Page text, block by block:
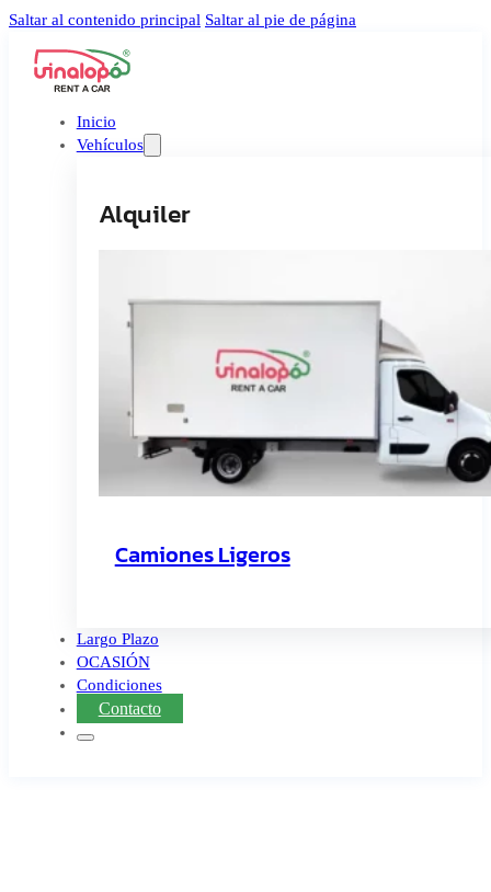
Saltar al contenido principal Saltar al pie de página
Inicio
Vehículos
Alquiler
Camiones Ligeros
Largo Plazo
OCASIÓN
Condiciones
Contacto